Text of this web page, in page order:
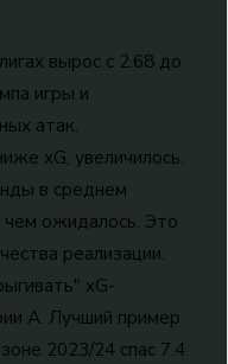
вырос с 2.68 до
игры и
атак.
xG, увеличилось.
в среднем
чем ожидалось. Это
реализации.
xG-
А. Лучший пример
2023/24 спас 7.4